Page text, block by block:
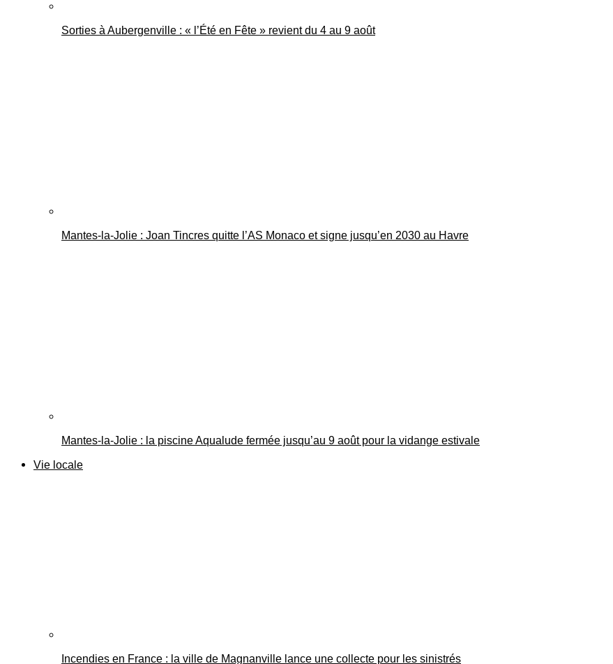
Sorties à Aubergenville : « l’Été en Fête » revient du 4 au 9 août
Mantes-la-Jolie : Joan Tincres quitte l’AS Monaco et signe jusqu’en 2030 au Havre
Mantes-la-Jolie : la piscine Aqualude fermée jusqu’au 9 août pour la vidange estivale
Vie locale
Incendies en France : la ville de Magnanville lance une collecte pour les sinistrés